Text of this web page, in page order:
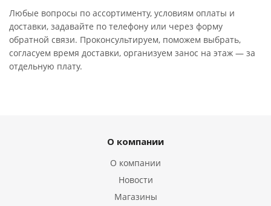
Любые вопросы по ассортименту, условиям оплаты и
доставки, задавайте по телефону или через форму
обратной связи. Проконсультируем, поможем выбрать,
согласуем время доставки, организуем занос на этаж — за
отдельную плату.
О компании
О компании
Новости
Магазины